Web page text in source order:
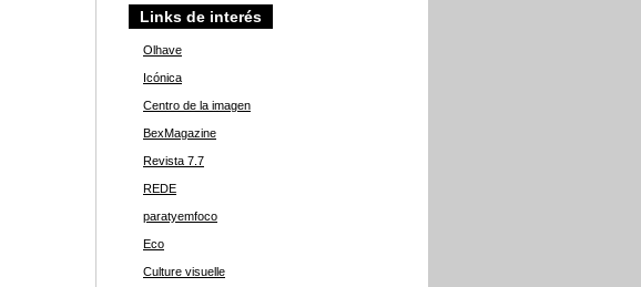
Links de interés
Olhave
Icónica
Centro de la imagen
BexMagazine
Revista 7.7
REDE
paratyemfoco
Eco
Culture visuelle